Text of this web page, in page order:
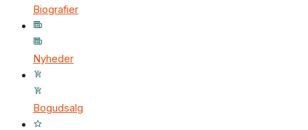
Biografier
Nyheder
Bogudsalg